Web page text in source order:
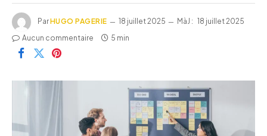
ParHUGO PAGERIE 18 juillet 2025 MàJ : 18 juillet 2025
Aucun commentaire
5 min